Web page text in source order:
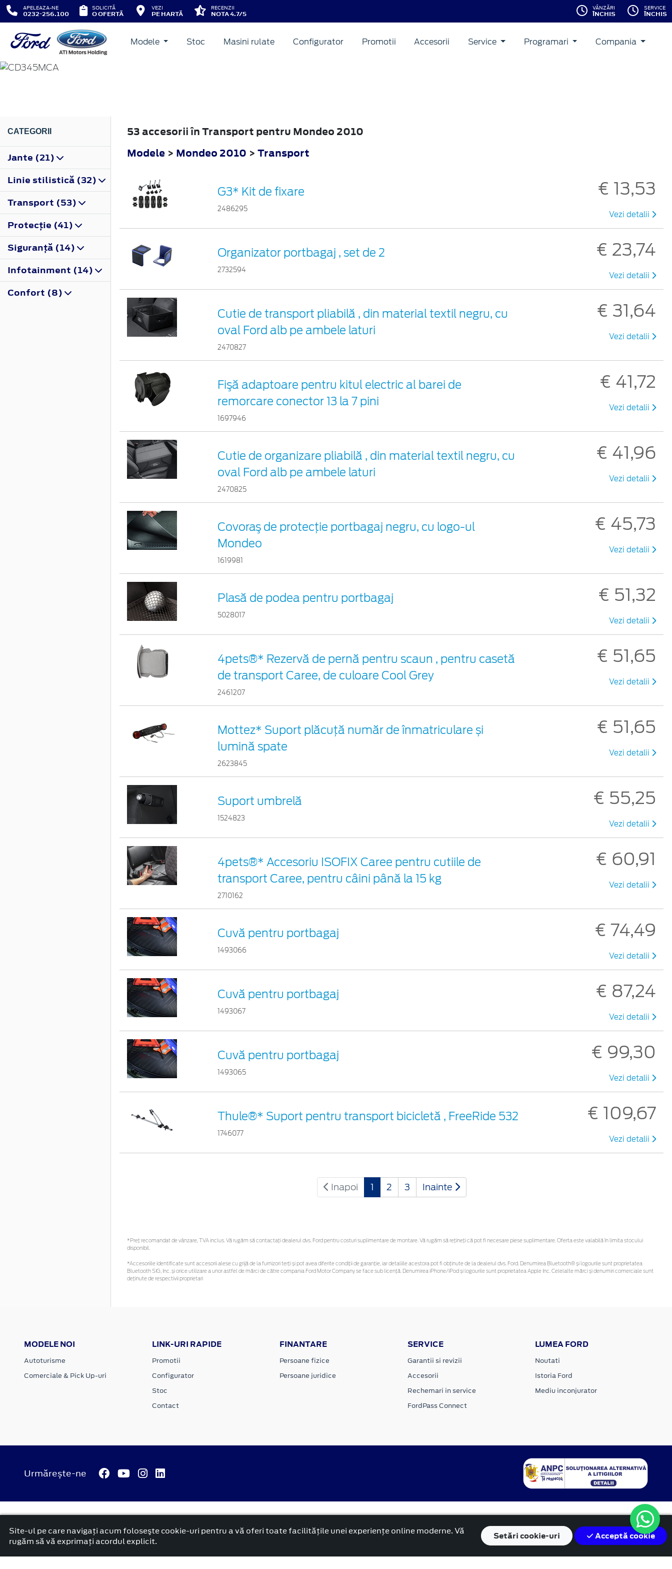
APELEAZA-NE
0232-256.100
SOLICITĂ
O OFERTĂ
VEZI
PE HARTĂ
RECENZII
NOTA 4.7/5
VÂNZĂRI
ÎNCHIS
SERVICE
ÎNCHIS
Modele Stoc Masini rulate Configurator Promotii Accesorii Service Programari Compania
MONDEO
CATEGORII
Jante (21)
Linie stilistică (32)
Transport (53)
Protecţie (41)
Siguranţă (14)
Infotainment (14)
Confort (8)
53 accesorii în Transport pentru Mondeo 2010
Modele > Mondeo 2010 > Transport
G3* Kit de fixare
2486295
€ 13,53
Vezi detalii
Organizator portbagaj , set de 2
2732594
€ 23,74
Vezi detalii
Cutie de transport pliabilă , din material textil negru, cu
oval Ford alb pe ambele laturi
2470827
€ 31,64
Vezi detalii
Fişă adaptoare pentru kitul electric al barei de
remorcare conector 13 la 7 pini
1697946
€ 41,72
Vezi detalii
Cutie de organizare pliabilă , din material textil negru, cu
oval Ford alb pe ambele laturi
2470825
€ 41,96
Vezi detalii
Covoraş de protecţie portbagaj negru, cu logo-ul
Mondeo
1619981
€ 45,73
Vezi detalii
Plasă de podea pentru portbagaj
5028017
€ 51,32
Vezi detalii
4pets®* Rezervă de pernă pentru scaun , pentru casetă
de transport Caree, de culoare Cool Grey
2461207
€ 51,65
Vezi detalii
Mottez* Suport plăcuță număr de înmatriculare și
lumină spate
2623845
€ 51,65
Vezi detalii
Suport umbrelă
1524823
€ 55,25
Vezi detalii
4pets®* Accesoriu ISOFIX Caree pentru cutiile de
transport Caree, pentru câini până la 15 kg
2710162
€ 60,91
Vezi detalii
Cuvă pentru portbagaj
1493066
€ 74,49
Vezi detalii
Cuvă pentru portbagaj
1493067
€ 87,24
Vezi detalii
Cuvă pentru portbagaj
1493065
€ 99,30
Vezi detalii
Thule®* Suport pentru transport bicicletă , FreeRide 532
1746077
€ 109,67
Vezi detalii
Inapoi 1 2 3 Inainte
*Preţ recomandat de vânzare, TVA inclus. Vă rugăm să contactaţi dealerul dvs. Ford pentru costuri suplimentare de montare. Vă rugăm să rețineți că pot fi necesare piese suplimentare. Oferta este valabilă în limita stocului
disponibil.
*Accesoriile identificate sunt accesorii alese cu grijă de la furnizori terți și pot avea diferite condiții de garanție, iar detaliile acestora pot fi obținute de la dealerul dvs. Ford. Denumirea Bluetooth® și logourile sunt proprietatea
Bluetooth SIG, Inc. și orice utilizare a unor astfel de mărci de către compania Ford Motor Company se face sub licență. Denumirea iPhone/iPod și logourile sunt proprietatea Apple Inc. Celelalte mărci și denumiri comerciale sunt
deținute de respectivii proprietari
MODELE NOI
Autoturisme
Comerciale & Pick Up-uri
LINK-URI RAPIDE
Promotii
Configurator
Stoc
Contact
FINANTARE
Persoane fizice
Persoane juridice
SERVICE
Garantii si revizii
Accesorii
Rechemari in service
FordPass Connect
LUMEA FORD
Noutati
Istoria Ford
Mediu inconjurator
Urmărește-ne
© 2026 ATI Motors Termeni si conditii Confidentialitate
Politica cookies
Anunț începere proiect ”PNRR. Fonduri pentru România modernă și reformată”.
platformă dezvoltată de Workleto
Site-ul pe care navigați acum foloseşte cookie-uri pentru a vă oferi toate facilitățile unei experiențe online moderne. Vă
rugăm să vă exprimați acordul explicit.
Setăricookie-uri Acceptă cookie